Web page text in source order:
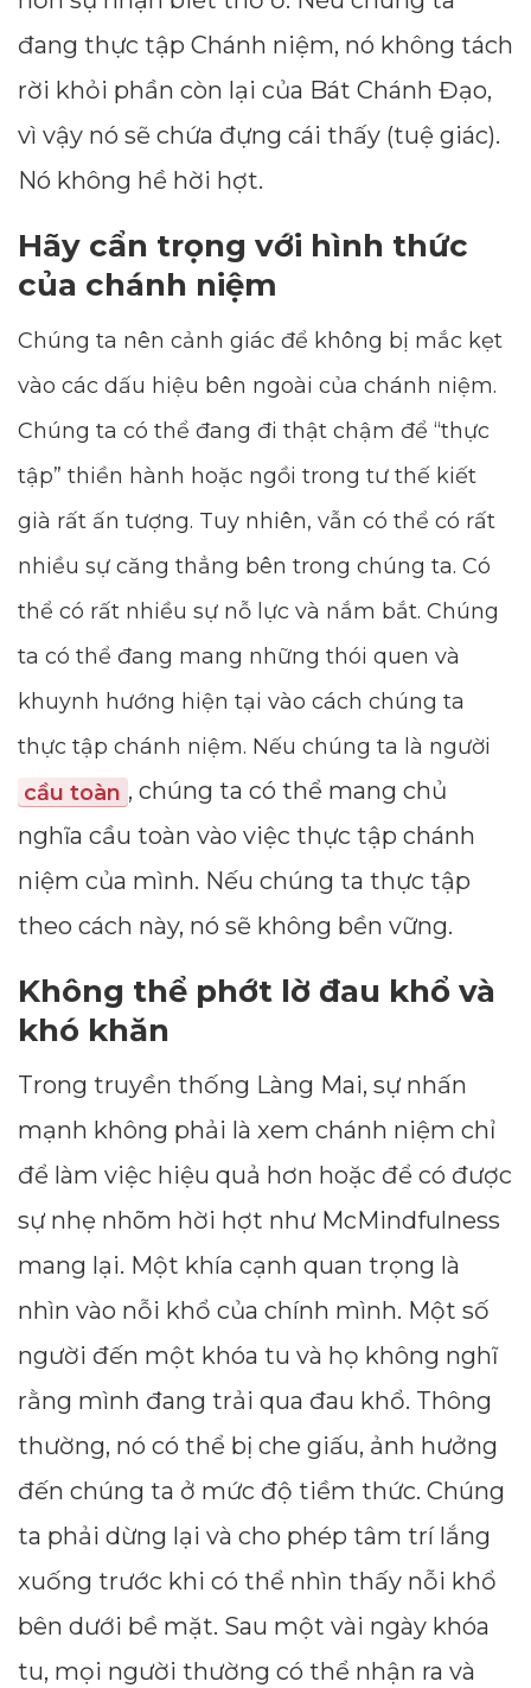
đang thực tập Chánh niệm, nó không tách
rời khỏi phần còn lại của Bát Chánh Đạo,
vì vậy nó sẽ chứa đựng cái thấy (tuệ giác).
Nó không hề hời hợt.
Hãy cẩn trọng với hình thức
của chánh niệm
Chúng ta nên cảnh giác để không bị mắc kẹt
vào các dấu hiệu bên ngoài của chánh niệm.
Chúng ta có thể đang đi thật chậm để “thực
tập” thiền hành hoặc ngồi trong tư thế kiết
già rất ấn tượng. Tuy nhiên, vẫn có thể có rất
nhiều sự căng thẳng bên trong chúng ta. Có
thể có rất nhiều sự nỗ lực và nắm bắt. Chúng
ta có thể đang mang những thói quen và
khuynh hướng hiện tại vào cách chúng ta
thực tập chánh niệm. Nếu chúng ta là người
cầu toàn , chúng ta có thể mang chủ
nghĩa cầu toàn vào việc thực tập chánh
niệm của mình. Nếu chúng ta thực tập
theo cách này, nó sẽ không bền vững.
Không thể phớt lờ đau khổ và
khó khăn
Trong truyền thống Làng Mai, sự nhấn
mạnh không phải là xem chánh niệm chỉ
để làm việc hiệu quả hơn hoặc để có được
sự nhẹ nhõm hời hợt như McMindfulness
mang lại. Một khía cạnh quan trọng là
nhìn vào nỗi khổ của chính mình. Một số
người đến một khóa tu và họ không nghĩ
rằng mình đang trải qua đau khổ. Thông
thường, nó có thể bị che giấu, ảnh hưởng
đến chúng ta ở mức độ tiềm thức. Chúng
ta phải dừng lại và cho phép tâm trí lắng
xuống trước khi có thể nhìn thấy nỗi khổ
bên dưới bề mặt. Sau một vài ngày khóa
tu, mọi người thường có thể nhận ra và